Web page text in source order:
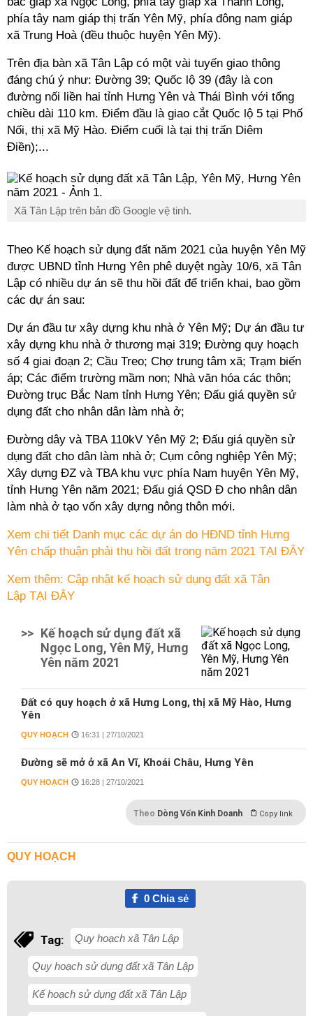
phía tây nam giáp thị trấn Yên Mỹ, phía đông nam giáp
xã Trung Hoà (đều thuộc huyện Yên Mỹ).
Trên địa bàn xã Tân Lập có một vài tuyến giao thông
đáng chú ý như: Đường 39; Quốc lộ 39 (đây là con
đường nối liền hai tỉnh Hưng Yên và Thái Bình với tổng
chiều dài 110 km. Điểm đầu là giao cắt Quốc lộ 5 tại Phố
Nối, thị xã Mỹ Hào. Điểm cuối là tại thị trấn Diêm
Điền);...
Xã Tân Lập trên bản đồ Google vệ tinh.
Theo Kế hoạch sử dụng đất năm 2021 của huyện Yên Mỹ
được UBND tỉnh Hưng Yên phê duyệt ngày 10/6, xã Tân
Lập có nhiều dự án sẽ thu hồi đất để triển khai, bao gồm
các dự án sau:
Dự án đầu tư xây dựng khu nhà ở Yên Mỹ; Dự án đầu tư
xây dựng khu nhà ở thương mại 319; Đường quy hoạch
số 4 giai đoạn 2; Cầu Treo; Chợ trung tâm xã; Trạm biến
áp; Các điểm trường mầm non; Nhà văn hóa các thôn;
Đường trục Bắc Nam tỉnh Hưng Yên; Đấu giá quyền sử
dụng đất cho nhân dân làm nhà ở;
Đường dây và TBA 110kV Yên Mỹ 2; Đấu giá quyền sử
dụng đất cho dân làm nhà ở; Cụm công nghiệp Yên Mỹ;
Xây dựng ĐZ và TBA khu vực phía Nam huyện Yên Mỹ,
tỉnh Hưng Yên năm 2021; Đấu giá QSD Đ cho nhân dân
làm nhà ở tạo vốn xây dựng nông thôn mới.
Xem chi tiết Danh mục các dự án do HĐND tỉnh Hưng
Yên chấp thuận phải thu hồi đất trong năm 2021 TẠI ĐÂY
Xem thêm: Cập nhật kế hoạch sử dụng đất xã Tân
Lập TẠI ĐÂY
>> Kế hoạch sử dụng đất xã
Ngọc Long, Yên Mỹ, Hưng
Yên năm 2021
Đất có quy hoạch ở xã Hưng Long, thị xã Mỹ Hào, Hưng
Yên
QUY HOẠCH 16:31 | 27/10/2021
Đường sẽ mở ở xã An Vĩ, Khoái Châu, Hưng Yên
QUY HOẠCH 16:28 | 27/10/2021
Theo Dòng Vốn Kinh Doanh Copy link
QUY HOẠCH
0Chia sẻ
Tag: Quy hoạch xã Tân Lập
Quy hoạch sử dụng đất xã Tân Lập
Kế hoạch sử dụng đất xã Tân Lập